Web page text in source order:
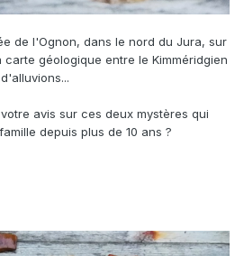
de l'Ognon, dans le nord du Jura, sur
géologique entre le Kimméridgien
avis sur ces deux mystères qui
depuis plus de 10 ans ?